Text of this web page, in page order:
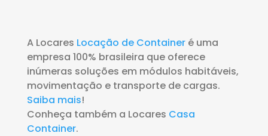
A Locares Locação de Containeré uma
empresa 100% brasileira que oferece
inúmeras soluções em módulos habitáveis,
movimentação e transporte de cargas.
Saiba mais!
Conheça também a Locares Casa
Container.